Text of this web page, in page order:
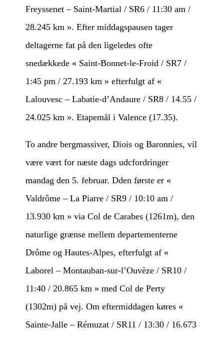
Freyssenet – Saint-Martial / SR6 / 11:30 am /
28.245 km ». Efter middagspausen tager
deltagerne fat på den ligeledes ofte
snedækkede « Saint-Bonnet-le-Froid / SR7 /
1:45 pm / 27.193 km » efterfulgt af «
Lalouvesc – Labatie-d’Andaure / SR8 / 14.55 /
24.025 km ». Etapemål i Valence (17.35).
To andre bergmassiver, Diois og Baronnies, vil
være vært for næste dags udcfordringer
mandag den 5. februar. Dden første er «
Valdrôme – La Piarre / SR9 / 10:10 am /
13.930 km » via Col de Carabes (1261m), den
naturlige grænse mellem departementerne
Drôme og Hautes-Alpes, efterfulgt af «
Laborel – Montauban-sur-l’Ouvèze / SR10 /
11:40 / 20.865 km » med Col de Perty
(1302m) på vej. Om eftermiddagen køres «
Sainte-Jalle – Rémuzat / SR11 / 13:30 / 16.673